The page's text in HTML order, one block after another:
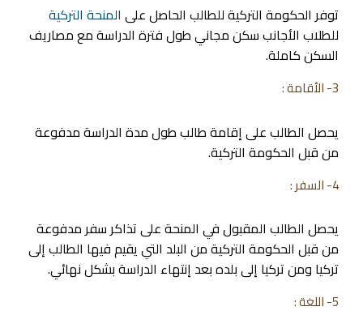
توفر الحكومة التركية للطالب الحاصل على المنحة التركية
للطلاب الأجانب سكن مجاني طول فترة الدراسة مع مصاريف
السكن كاملة.
3- الأقامة :
يحصل الطالب على إقامة طالب طول مدة الدراسة مدفوعة
من قبل الحكومة التركية.
4- السفر :
يحصل الطالب المقبول في المنحة على تذاكر سفر مدفوعة
من قبل الحكومة التركية من البلد التي يقيم فيها الطالب إلى
تركيا ومن تركيا إلى بلده بعد إنتهاء الدراسة بشكل نهائي.
5- اللغة :